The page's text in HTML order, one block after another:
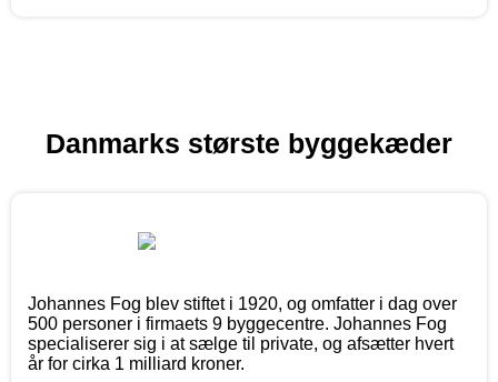
Danmarks største byggekæder
Johannes Fog blev stiftet i 1920, og omfatter i dag over
500 personer i firmaets 9 byggecentre. Johannes Fog
specialiserer sig i at sælge til private, og afsætter hvert
år for cirka 1 milliard kroner.